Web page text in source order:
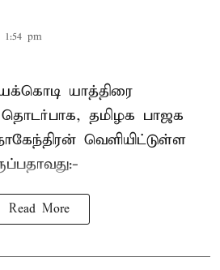
1:54 pm
யாத்திரை
தமிழக பாஜக
வெளியிட்டுள்ள
Read More